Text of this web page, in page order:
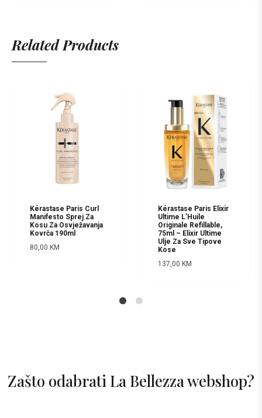
Related Products
Kérastase Paris Curl
Manifesto Sprej Za
Kosu Za Osvježavanja
Kovrča 190ml
80,00 KM
Kérastase Paris Elixir
Ultime L’Huile
Originale Refillable,
75ml – Elixir Ultime
Ulje Za Sve Tipove
Kose
137,00 KM
Zašto odabrati La Bellezza webshop?